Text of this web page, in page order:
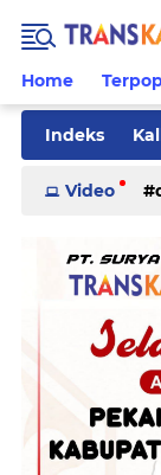
Home
Indeks
Pilkades
Video